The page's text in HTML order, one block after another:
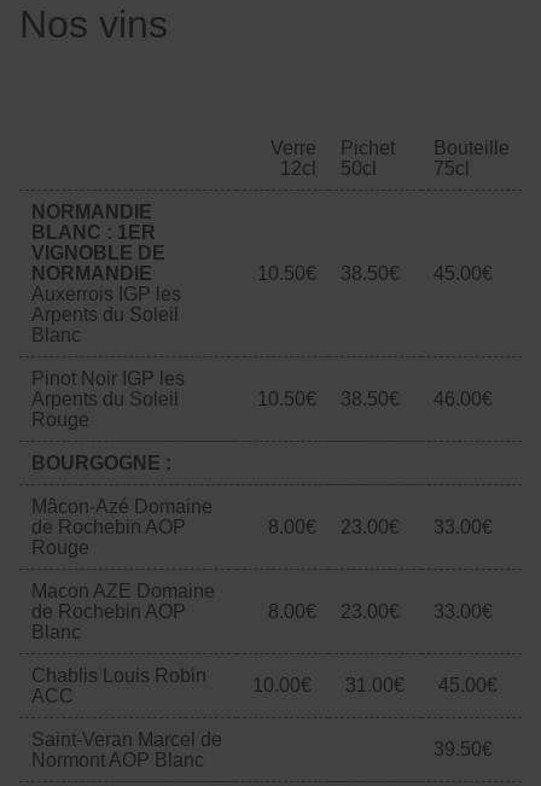
Nos vins
Verre
12cl
Pichet
50cl
Bouteille
75cl
NORMANDIE
BLANC : 1ER
VIGNOBLE DE
NORMANDIE
Auxerrois IGP les
Arpents du Soleil
Blanc
10.50€ ​​​​​38.50€ 45.00€
Pinot Noir IGP les
Arpents du Soleil
Rouge
10.50€ 38.50€ 46.00€
BOURGOGNE :
Mâcon-Azé Domaine
de Rochebin AOP
Rouge
8.00€ 23.00€ 33.00€
Macon AZE Domaine
de Rochebin AOP
Blanc
8.00€ 23.00€ 33.00€
Chablis Louis Robin
ACC
10.00€ 31.00€ 45.00€
Saint-Veran Marcel de
Normont AOP Blanc
39.50€